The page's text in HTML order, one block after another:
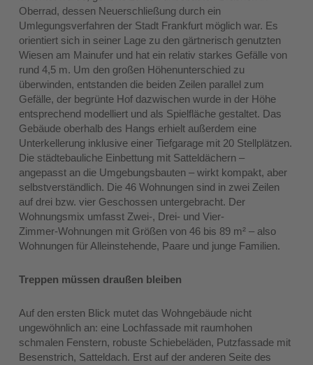
Oberrad, dessen Neuerschließung durch ein
Umlegungsverfahren der Stadt Frankfurt möglich war. Es
orientiert sich in seiner Lage zu den gärtnerisch genutzten
Wiesen am Mainufer und hat ein relativ starkes Gefälle von
rund 4,5 m. Um den großen Höhenunterschied zu
überwinden, entstanden die beiden Zeilen parallel zum
Gefälle, der begrünte Hof dazwischen wurde in der Höhe
entsprechend modelliert und als Spielfläche gestaltet. Das
Gebäude oberhalb des Hangs erhielt außerdem eine
Unterkellerung inklusive einer Tiefgarage mit 20 Stellplätzen.
Die städtebauliche Einbettung mit Satteldächern –
angepasst an die Umgebungsbauten – wirkt kompakt, aber
selbstverständlich. Die 46 Wohnungen sind in zwei Zeilen
auf drei bzw. vier Geschossen untergebracht. Der
Wohnungsmix umfasst Zwei‑, Drei- und Vier-
Zimmer-Wohnungen mit Größen von 46 bis 89 m² – also
Wohnungen für Alleinstehende, Paare und junge Familien.
Treppen müssen draußen bleiben
Auf den ersten Blick mutet das Wohngebäude nicht
ungewöhnlich an: eine Lochfassade mit raumhohen
schmalen Fenstern, robuste Schiebeläden, Putzfassade mit
Besenstrich, Satteldach. Erst auf der anderen Seite des